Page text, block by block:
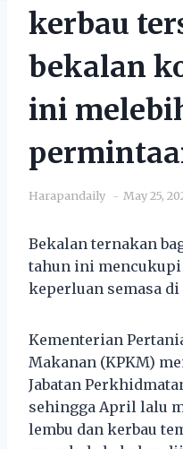
kerbau
bekalan
ini
Harapandaily May 25,
Bekalan ternakan
tahun ini
keperluan semasa
Kementerian
Makanan (KPKM)
Jabatan
sehingga April lalu
lembu dan kerbau